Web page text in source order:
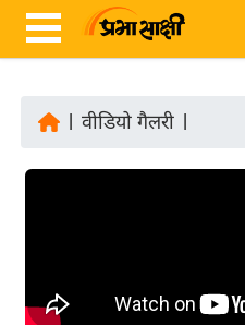
रा
वीडियो गैलरी